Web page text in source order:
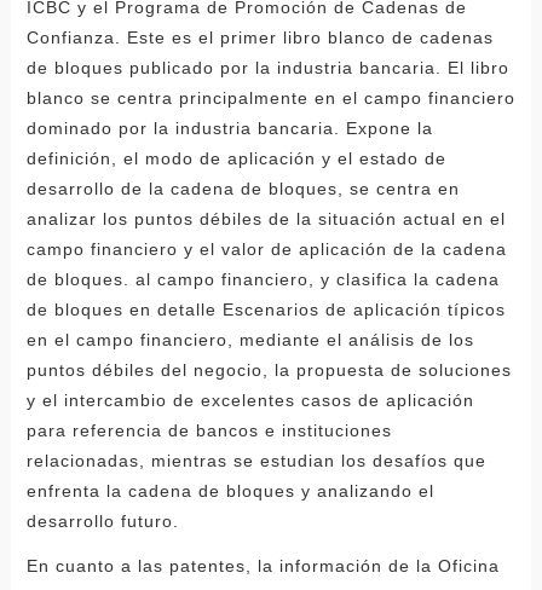
ICBC y el Programa de Promoción de Cadenas de
Confianza. Este es el primer libro blanco de cadenas
de bloques publicado por la industria bancaria. El libro
blanco se centra principalmente en el campo financiero
dominado por la industria bancaria. Expone la
definición, el modo de aplicación y el estado de
desarrollo de la cadena de bloques, se centra en
analizar los puntos débiles de la situación actual en el
campo financiero y el valor de aplicación de la cadena
de bloques. al campo financiero, y clasifica la cadena
de bloques en detalle Escenarios de aplicación típicos
en el campo financiero, mediante el análisis de los
puntos débiles del negocio, la propuesta de soluciones
y el intercambio de excelentes casos de aplicación
para referencia de bancos e instituciones
relacionadas, mientras se estudian los desafíos que
enfrenta la cadena de bloques y analizando el
desarrollo futuro.
En cuanto a las patentes, la información de la Oficina